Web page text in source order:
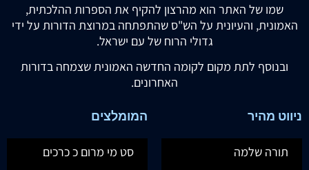
שמו של האתר הוא מהרצון להקיף את הספרות ההלכתית,
האמונית, והעיונית על הש"ס שהתפתחה במרוצת הדורות על ידי
גדולי הרוח של עם ישראל.
ובנוסף לתת מקום לקומה החדשה האמונית שצמחה בדורות
האחרונים.
ניווט מהיר
תורה שלמה
המומלצים
סט מי מרום כ כרכים